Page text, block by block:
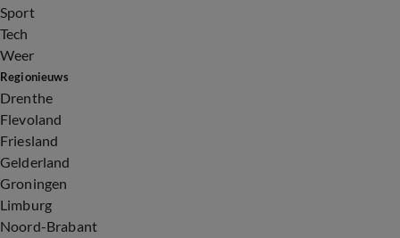
Sport
Tech
Weer
Regionieuws
Drenthe
Flevoland
Friesland
Gelderland
Groningen
Limburg
Noord-Brabant